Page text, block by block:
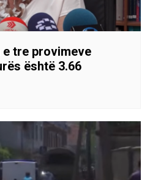
e tre provimeve
është 3.66